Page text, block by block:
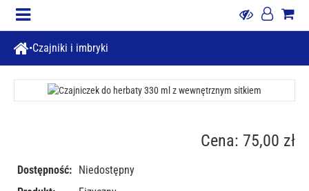
Czajniki i imbryki
Cena: 75,00 zł
Dostępność: Niedostępny